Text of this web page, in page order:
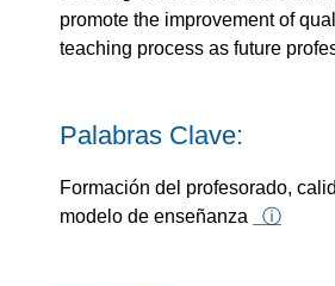
promote the improvement of
teaching process as future
Palabras Clave:
Formación del profesorado,
modelo de enseñanza
ⓘ